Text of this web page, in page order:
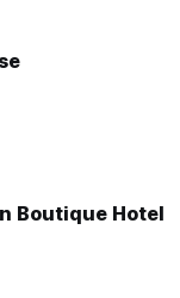
Boutique Hotel